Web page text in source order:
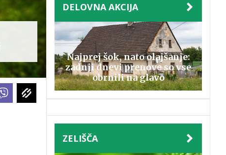
DELOVNA AKCIJA
Najprej šok, nato olajšanje:
zadnji dnevi prenove so vse
obrnili na glavo
ZELIŠČA